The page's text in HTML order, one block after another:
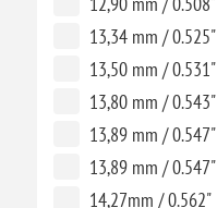
13,34 mm / 0.525"
13,50 mm / 0.531"
13,80 mm / 0.543"
13,89 mm / 0.547"
13,89 mm / 0.547"
14,27mm / 0.562"